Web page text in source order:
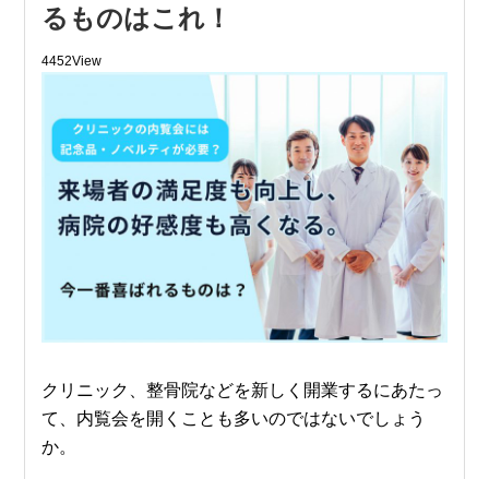
るものはこれ！
4452View
クリニック、整骨院などを新しく開業するにあたっ
て、内覧会を開くことも多いのではないでしょう
か。